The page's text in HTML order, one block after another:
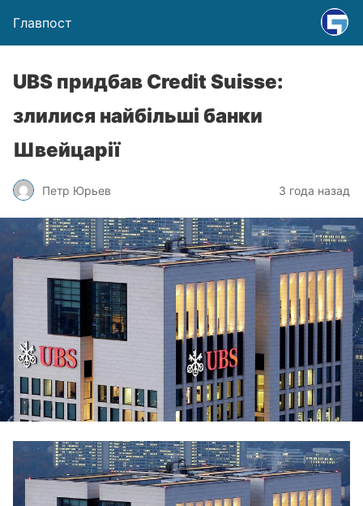
Главпост
UBS придбав Credit Suisse:
злилися найбільші банки
Швейцарії
Петр Юрьев 3 года назад